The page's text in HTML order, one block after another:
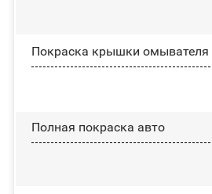
Покраска крышки
Полная покраска авто